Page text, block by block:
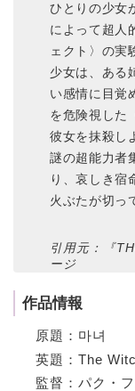
ひとりの少女
によって超人
ェクト〉の実
少女は、ある
い感情に目覚
を危険視した
彼女を抹殺し
謎の超能力者
り、哀しき宿
火ぶたが切っ
引用元：『
ージ
作品情報
原題：마녀
英題：The
監督：パク・